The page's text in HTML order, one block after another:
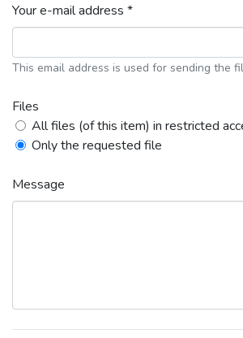
Your e-mail address *
This email address is used for sending the
Files
All files (of this item) in restricted
Only the requested file
Message